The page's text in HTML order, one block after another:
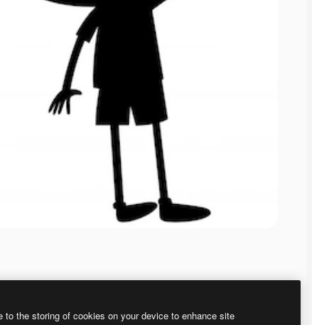
to the storing of cookies on your device to enhance site